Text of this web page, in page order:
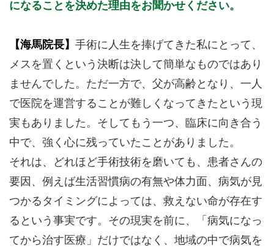
になることを決めた理由をお聞かせください。
【海馬院長】 手術に人生を捧げてきた私にとって、
メスを置くという決断は決して簡単なものではあり
ませんでした。ただ一方で、父が高齢となり、一人
で医院を運営することが難しくなってきたという現
実もありました。そしてもう一つ、臨床に向き合う
中で、強く心に残っていたことがありました。
それは、どれほど手術技術を磨いても、患者さんの
要因、例えば生活習慣病の有無や体力面、病気が見
つかるタイミングによっては、救えない命が存在す
るという事実です。その現実を前に、「病気になっ
てから治す医療」だけではなく、地域の中で病気を